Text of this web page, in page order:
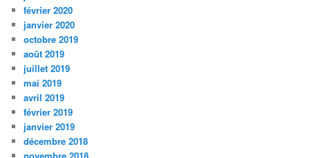
février 2020
janvier 2020
octobre 2019
août 2019
juillet 2019
mai 2019
avril 2019
février 2019
janvier 2019
décembre 2018